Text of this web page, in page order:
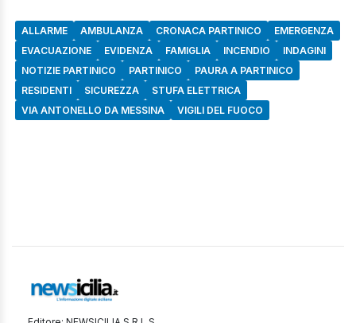
ALLARME AMBULANZA CRONACA PARTINICO
EMERGENZA
EVACUAZIONE
EVIDENZA FAMIGLIA INCENDIO
INDAGINI
NOTIZIE PARTINICO
PARTINICO
PAURA A PARTINICO
RESIDENTI
SICUREZZA
STUFA ELETTRICA
VIA ANTONELLO DA MESSINA
VIGILI DEL FUOCO